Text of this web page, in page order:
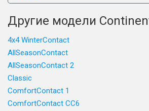
Другие модели
4x4 WinterContact
AllSeasonContact
AllSeasonContact 2
Classic
ComfortContact 1
ComfortContact CC6